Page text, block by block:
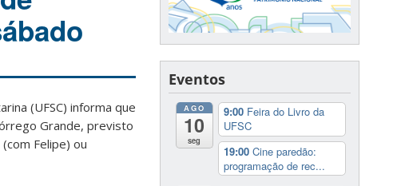
(UFSC) informa que
Grande, previsto
Felipe) ou
Eventos
AGO
10
seg
9:00 Feira do Livro da
UFSC
19:00 Cine paredão:
programação de rec...